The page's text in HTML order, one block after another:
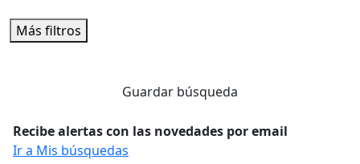
Más filtros
Guardar búsqueda
Recibe alertas con las novedades por email
Ir a Mis búsquedas